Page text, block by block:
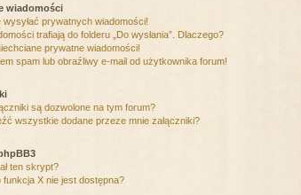
wiadomości
wysyłać prywatnych wiadomości!
trafiają do folderu „Do wysłania”. Dlaczego?
prywatne wiadomości!
spam lub obraźliwy e-mail od użytkownika forum!
są dozwolone na tym forum?
wszystkie dodane przeze mnie załączniki?
ten skrypt?
funkcja X nie jest dostępna?